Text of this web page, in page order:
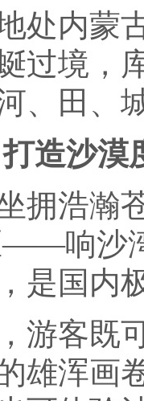
内蒙古
过境，
、田、
沙漠
浩瀚苍
响沙
是国内
客既可
雄浑画